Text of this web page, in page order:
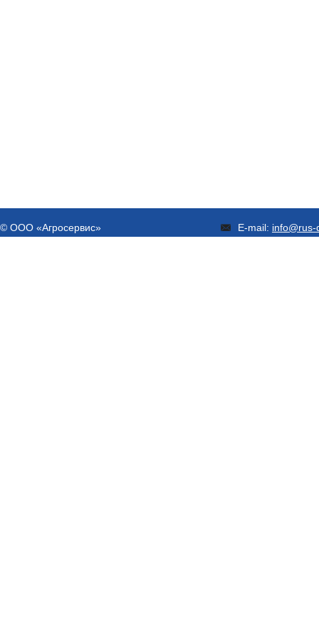
© ООО «Агросервис» E-mail: